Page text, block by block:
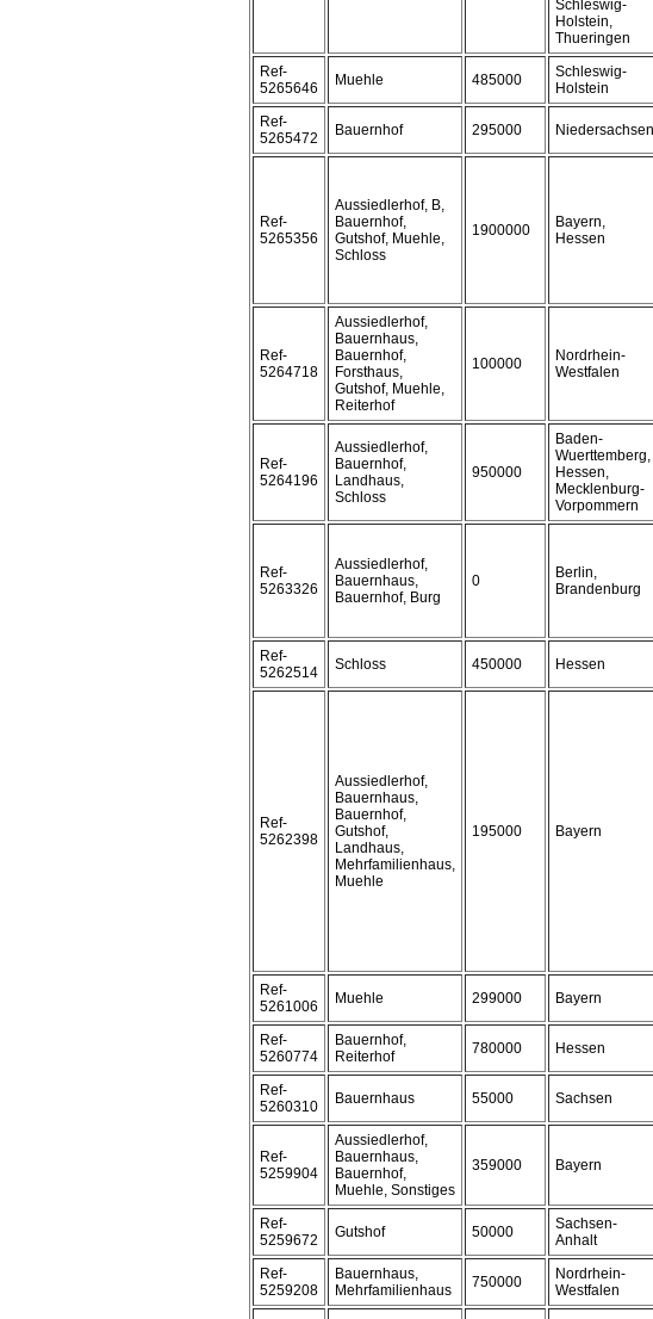
Schleswig-
Holstein,
Thueringen
Ref-
5265646
Muehle 485000
Schleswig-
Holstein
Ref-
5265472
Bauernhof 295000 Niedersachsen
Ref-
5265356
Aussiedlerhof, B,
Bauernhof,
Gutshof, Muehle,
Schloss
1900000
Bayern,
Hessen
Ref-
5264718
Aussiedlerhof,
Bauernhaus,
Bauernhof,
Forsthaus,
Gutshof, Muehle,
Reiterhof
100000
Nordrhein-
Westfalen
Ref-
5264196
Aussiedlerhof,
Bauernhof,
Landhaus,
Schloss
950000
Baden-
Wuerttemberg,
Hessen,
Mecklenburg-
Vorpommern
Ref-
5263326
Aussiedlerhof,
Bauernhaus,
Bauernhof, Burg
0
Berlin,
Brandenburg
Ref-
5262514
Schloss 450000 Hessen
Ref-
5262398
Aussiedlerhof,
Bauernhaus,
Bauernhof,
Gutshof,
Landhaus,
Mehrfamilienhaus,
Muehle
195000 Bayern
Ref-
5261006
Muehle 299000 Bayern
Ref-
5260774
Bauernhof,
Reiterhof
780000 Hessen
Ref-
5260310
Bauernhaus 55000 Sachsen
Ref-
5259904
Aussiedlerhof,
Bauernhaus,
Bauernhof,
Muehle, Sonstiges
359000 Bayern
Ref-
5259672
Gutshof 50000
Sachsen-
Anhalt
Ref-
5259208
Bauernhaus,
Mehrfamilienhaus
750000
Nordrhein-
Westfalen